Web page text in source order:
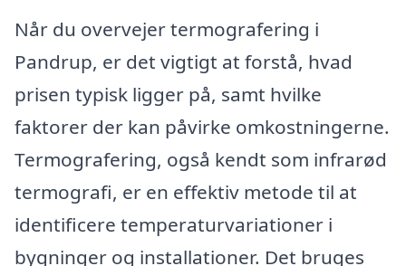
Når du overvejer termografering i
Pandrup, er det vigtigt at forstå, hvad
prisen typisk ligger på, samt hvilke
faktorer der kan påvirke omkostningerne.
Termografering, også kendt som infrarød
termografi, er en effektiv metode til at
identificere temperaturvariationer i
bygninger og installationer. Det bruges